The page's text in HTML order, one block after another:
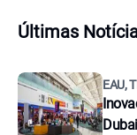
Últimas
EAU,
Dubai